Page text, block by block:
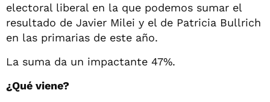
electoral liberal en la que podemos sumar el
resultado de Javier Milei y el de Patricia Bullrich
en las primarias de este año.
La suma da un impactante 47%.
¿Qué viene?